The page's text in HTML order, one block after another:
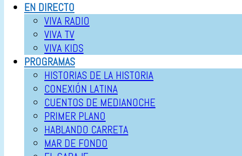
EN DIRECTO
VIVA RADIO
VIVA TV
VIVA KIDS
PROGRAMAS
HISTORIAS DE LA HISTORIA
CONEXIÓN LATINA
CUENTOS DE MEDIANOCHE
PRIMER PLANO
HABLANDO CARRETA
MAR DE FONDO